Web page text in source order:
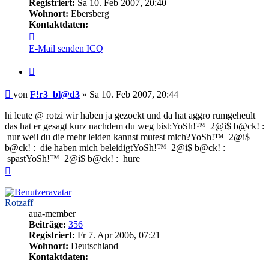
Registriert: Sa 10. Feb 2007, 20:40
Wohnort: Ebersberg
Kontaktdaten:
von
F!r3_bl@d3
E-Mail senden ICQ
Beitrag
von F!r3_bl@d3 » Sa 10. Feb 2007, 20:44
hi leute @ rotzi wir haben ja gezockt und da hat aggro rumgeheult
das hat er gesagt kurz nachdem du weg bist:YoSh!™ 2@i$ b@ck! :
nur weil du die mehr leiden kannst mutest mich?YoSh!™ 2@i$
b@ck! : die haben mich beleidigtYoSh!™ 2@i$ b@ck! :
spastYoSh!™ 2@i$ b@ck! : hure
Rotzaff
aua-member
Beiträge: 356
Registriert: Fr 7. Apr 2006, 07:21
Wohnort: Deutschland
Kontaktdaten: